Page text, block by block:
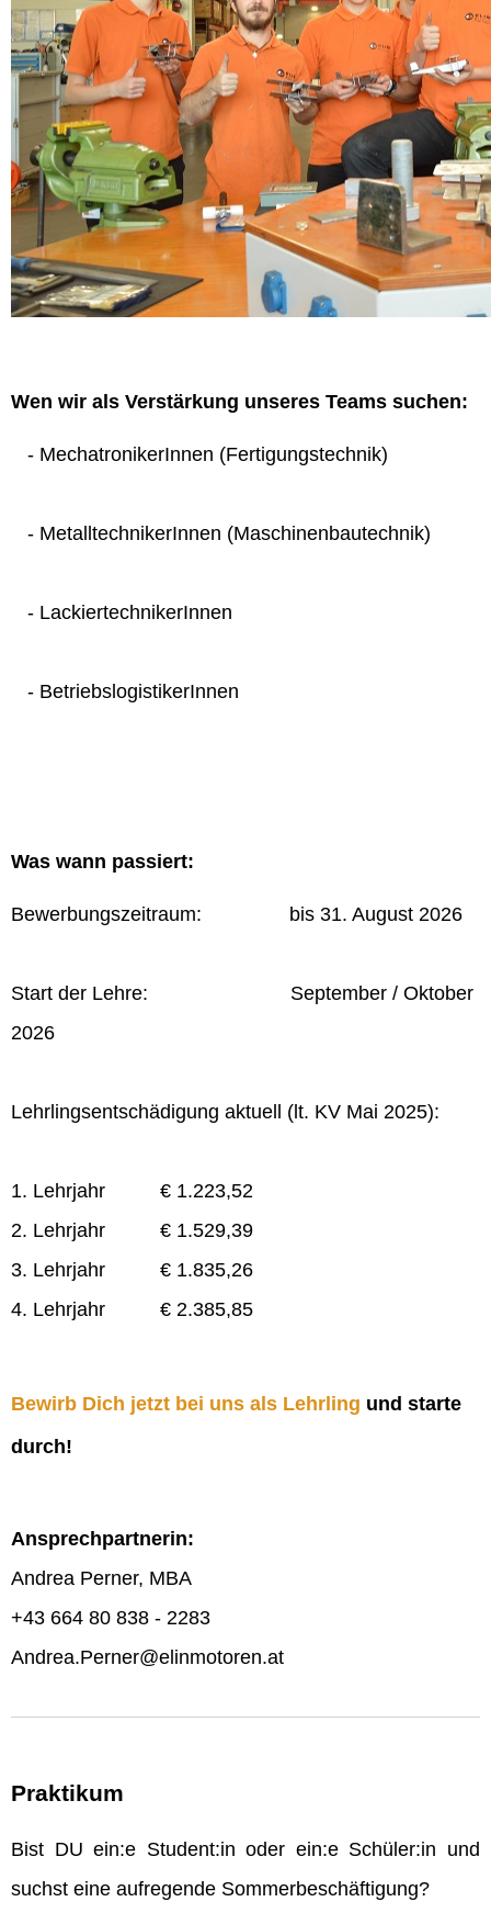
Wen wir als Verstärkung unseres Teams suchen:
- MechatronikerInnen (Fertigungstechnik)
- MetalltechnikerInnen (Maschinenbautechnik)
- LackiertechnikerInnen
- BetriebslogistikerInnen
Was wann passiert:
Bewerbungszeitraum: bis 31. August 2026
Start der Lehre: September / Oktober
2026
Lehrlingsentschädigung aktuell (lt. KV Mai 2025):
1. Lehrjahr € 1.223,52
2. Lehrjahr € 1.529,39
3. Lehrjahr € 1.835,26
4. Lehrjahr € 2.385,85
Bewirb Dich jetzt bei uns als Lehrling und starte
durch!
Ansprechpartnerin:
Andrea Perner, MBA
+43 664 80 838 - 2283
Andrea.Perner@elinmotoren.at
Praktikum
Bist DU ein:e Student:in oder ein:e Schüler:in und
suchst eine aufregende Sommerbeschäftigung?